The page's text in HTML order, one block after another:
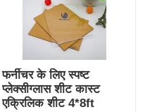
फर्नीचर के लिए स्पष्ट
प्लेक्सीग्लास शीट कास्ट
एक्रिलिक शीट 4*8ft